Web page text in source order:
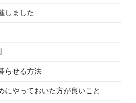
しました
らせる方法
にやっておいた方が良いこと